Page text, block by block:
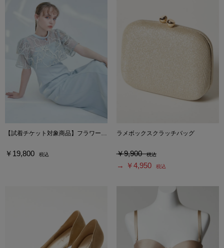
【試着チケット対象商品】フラワーモール刺繍キーネックブラウス×Iラインキャミソールドレス2点セット
￥19,800 税込
ラメボックスクラッチバッグ
￥9,900 税込
→ ￥4,950 税込